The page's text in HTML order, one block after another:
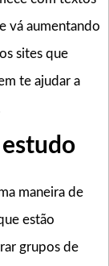
vá aumentando
sites que
te ajudar a
maneira de
estão
grupos de